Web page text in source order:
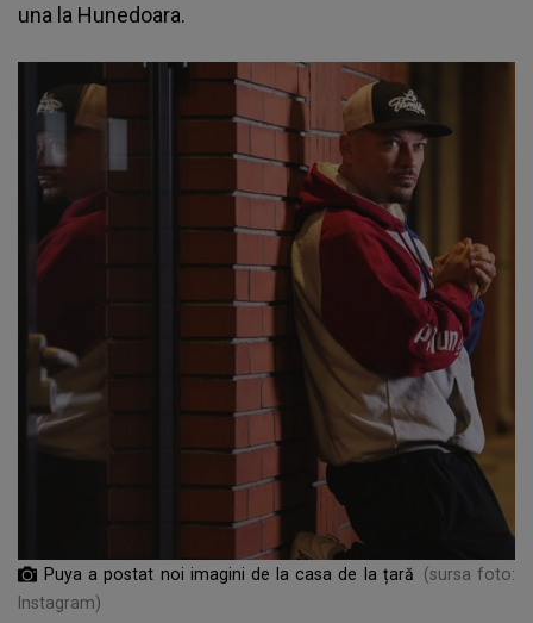
una la Hunedoara.
Puya a postat noi imagini de la casa de la țară
(sursa foto:
Instagram)